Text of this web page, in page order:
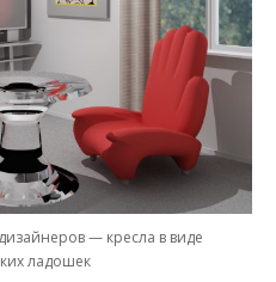
— кресла в виде
ладошек